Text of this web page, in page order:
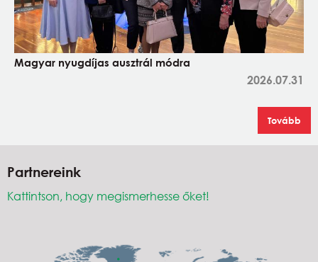
Magyar nyugdíjas ausztrál módra
2026.07.31
Tovább
Partnereink
Kattintson, hogy megismerhesse őket!